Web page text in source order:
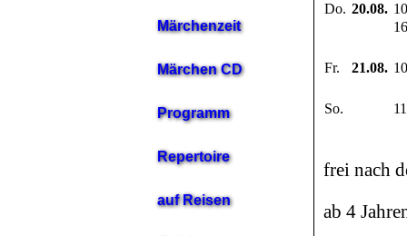
Märchenzeit
Märchen CD
Programm
Repertoire
auf Reisen
Do. 20.08.
Fr. 21.08.
So.
frei nach
ab 4